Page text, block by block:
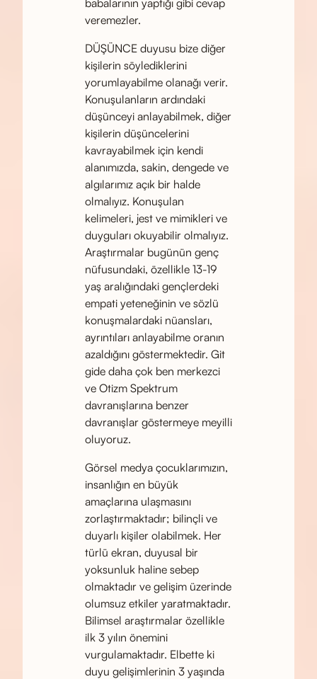
veremezler.
DÜŞÜNCE duyusu bize diğer
kişilerin söylediklerini
yorumlayabilme olanağı verir.
Konuşulanların ardındaki
düşünceyi anlayabilmek, diğer
kişilerin düşüncelerini
kavrayabilmek için kendi
alanımızda, sakin, dengede ve
algılarımız açık bir halde
olmalıyız. Konuşulan
kelimeleri, jest ve mimikleri ve
duyguları okuyabilir olmalıyız.
Araştırmalar bugünün genç
nüfusundaki, özellikle 13-19
yaş aralığındaki gençlerdeki
empati yeteneğinin ve sözlü
konuşmalardaki nüansları,
ayrıntıları anlayabilme oranın
azaldığını göstermektedir. Git
gide daha çok ben merkezci
ve Otizm Spektrum
davranışlarına benzer
davranışlar göstermeye meyilli
oluyoruz.
Görsel medya çocuklarımızın,
insanlığın en büyük
amaçlarına ulaşmasını
zorlaştırmaktadır; bilinçli ve
duyarlı kişiler olabilmek. Her
türlü ekran, duyusal bir
yoksunluk haline sebep
olmaktadır ve gelişim üzerinde
olumsuz etkiler yaratmaktadır.
Bilimsel araştırmalar özellikle
ilk 3 yılın önemini
vurgulamaktadır. Elbette ki
duyu gelişimlerinin 3 yaşında